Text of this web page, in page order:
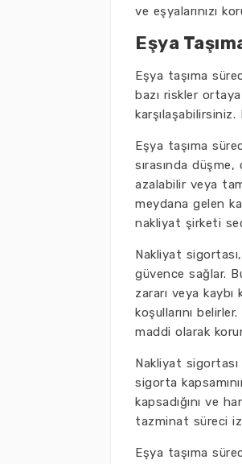
ve eşyalarınızı
Eşya
Eşya taşıma
bazı riskler
Eşya taşıma
sırasında
azalabilir veya
meydana gelen
nakliyat şirketi
Nakliyat
güvence sağlar.
zararı veya
koşullarını
maddi olarak
Nakliyat
sigorta
kapsadığını ve
tazminat süreci
Eşya taşıma